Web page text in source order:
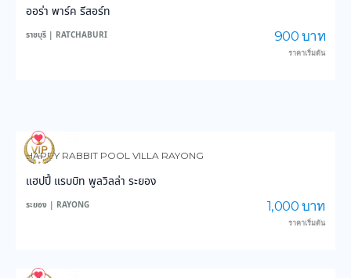
ออร่า พาร์ค รีสอร์ท
ราชบุรี | RATCHABURI 900 บาท
ราคาเริ่มต้น
18
HAPPY RABBIT POOL VILLA RAYONG
แฮปปี้ แรบบิท พูลวิลล่า ระยอง
ระยอง | RAYONG 1,000 บาท
ราคาเริ่มต้น